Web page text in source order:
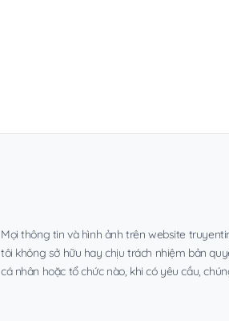
Mọi thông tin và hình ảnh trên website
tôi không sở hữu hay chịu trách nhiệm bản
cá nhân hoặc tổ chức nào, khi có yêu cầu,